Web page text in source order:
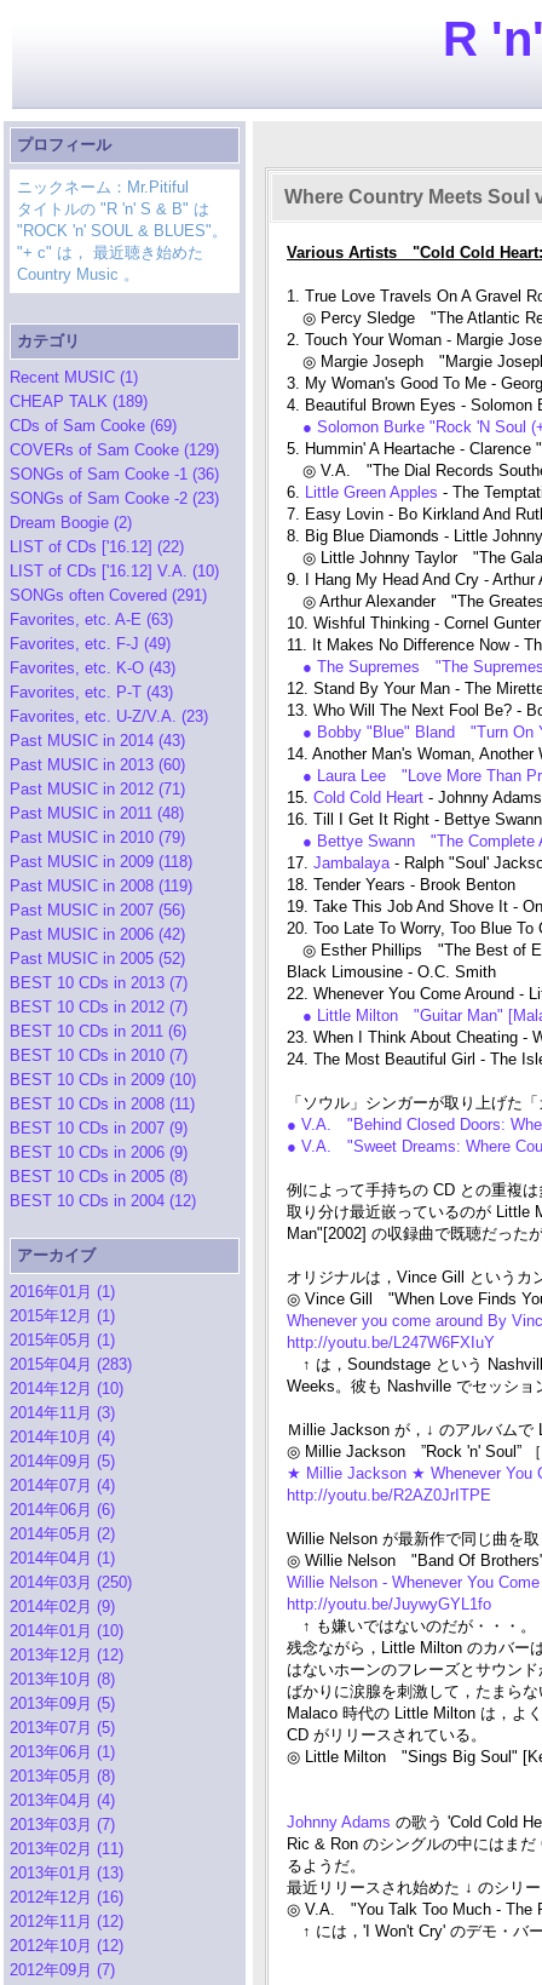
R
プロフィール
ニックネーム：Mr.Pitiful
タイトルの "R 'n' S & B" は
"ROCK 'n' SOUL & BLUES"。
"+ c" は， 最近聴き始めた
Country Music 。
カテゴリ
Recent MUSIC (1)
CHEAP TALK (189)
CDs of Sam Cooke (69)
COVERs of Sam Cooke (129)
SONGs of Sam Cooke -1 (36)
SONGs of Sam Cooke -2 (23)
Dream Boogie (2)
LIST of CDs ['16.12] (22)
LIST of CDs ['16.12] V.A. (10)
SONGs often Covered (291)
Favorites, etc. A-E (63)
Favorites, etc. F-J (49)
Favorites, etc. K-O (43)
Favorites, etc. P-T (43)
Favorites, etc. U-Z/V.A. (23)
Past MUSIC in 2014 (43)
Past MUSIC in 2013 (60)
Past MUSIC in 2012 (71)
Past MUSIC in 2011 (48)
Past MUSIC in 2010 (79)
Past MUSIC in 2009 (118)
Past MUSIC in 2008 (119)
Past MUSIC in 2007 (56)
Past MUSIC in 2006 (42)
Past MUSIC in 2005 (52)
BEST 10 CDs in 2013 (7)
BEST 10 CDs in 2012 (7)
BEST 10 CDs in 2011 (6)
BEST 10 CDs in 2010 (7)
BEST 10 CDs in 2009 (10)
BEST 10 CDs in 2008 (11)
BEST 10 CDs in 2007 (9)
BEST 10 CDs in 2006 (9)
BEST 10 CDs in 2005 (8)
BEST 10 CDs in 2004 (12)
アーカイブ
2016年01月 (1)
2015年12月 (1)
2015年05月 (1)
2015年04月 (283)
2014年12月 (10)
2014年11月 (3)
2014年10月 (4)
2014年09月 (5)
2014年07月 (4)
2014年06月 (6)
2014年05月 (2)
2014年04月 (1)
2014年03月 (250)
2014年02月 (9)
2014年01月 (10)
2013年12月 (12)
2013年10月 (8)
2013年09月 (5)
2013年07月 (5)
2013年06月 (1)
2013年05月 (8)
2013年04月 (4)
2013年03月 (7)
2013年02月 (11)
2013年01月 (13)
2012年12月 (16)
2012年11月 (12)
2012年10月 (12)
2012年09月 (7)
Where Country Meets Soul
Various Artists "Cold Cold
1. True Love Travels On A Gravel
◎ Percy Sledge "The Atlantic
2. Touch Your Woman - Margie
◎ Margie Joseph "Margie
3. My Woman's Good To Me -
4. Beautiful Brown Eyes - Solomon
● Solomon Burke "Rock 'N Soul
5. Hummin' A Heartache - Clarence
◎ V.A. "The Dial Records
6. Little Green Apples - The
7. Easy Lovin - Bo Kirkland And
8. Big Blue Diamonds - Little
◎ Little Johnny Taylor "The
9. I Hang My Head And Cry - Arthur
◎ Arthur Alexander "The
10. Wishful Thinking - Cornel Gunter
11. It Makes No Difference Now -
● The Supremes "The
12. Stand By Your Man - The
13. Who Will The Next Fool Be? -
● Bobby "Blue" Bland "Turn On
14. Another Man's Woman, Another
● Laura Lee "Love More Than
15. Cold Cold Heart - Johnny Adams
16. Till I Get It Right - Bettye Swann
● Bettye Swann "The Complete
17. Jambalaya - Ralph "Soul'
18. Tender Years - Brook Benton
19. Take This Job And Shove It -
20. Too Late To Worry, Too Blue
◎ Esther Phillips "The Best of
Black Limousine - O.C. Smith
22. Whenever You Come Around -
● Little Milton "Guitar Man"
23. When I Think About Cheating -
24. The Most Beautiful Girl - The
「ソウル」シンガーが取り上げた
● V.A. "Behind Closed Doors:
● V.A. "Sweet Dreams: Where
例によって手持ちの CD との重複
取り分け最近嵌っているのが Little
Man"[2002] の収録曲で既聴だった
オリジナルは，Vince Gill というカ
◎ Vince Gill "When Love Finds
Whenever you come around By
http://youtu.be/L247W6FXIuY
↑ は，Soundstage という
Weeks。彼も Nashville でセッシ
Ｍillie Jackson が，↓ のアルバム
◎ Millie Jackson ”Rock 'n' Soul”
★ Millie Jackson ★ Whenever You
http://youtu.be/R2AZ0JrITPE
Willie Nelson が最新作で同じ曲を
◎ Willie Nelson "Band Of
Willie Nelson - Whenever You
http://youtu.be/JuywyGYL1fo
↑ も嫌いではないのだが・・・。
残念ながら，Little Milton のカバー
はないホーンのフレーズとサウン
ばかりに涙腺を刺激して，たまら
Malaco 時代の Little Milton は，よ
CD がリリースされている。
◎ Little Milton "Sings Big Soul"
Johnny Adams の歌う 'Cold Cold
Ric & Ron のシングルの中にはま
るようだ。
最近リリースされ始めた ↓ のシリ
◎ V.A. "You Talk Too Much - The
↑ には，'I Won't Cry' のデモ・バ